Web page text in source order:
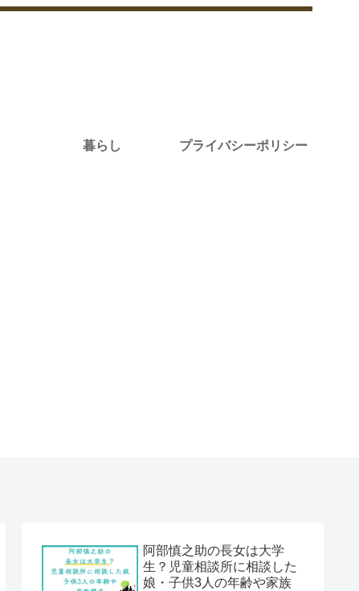
暮らし プライバシーポリシー
阿部慎之助の長女は大学
生？児童相談所に相談した
娘・子供3人の年齢や家族